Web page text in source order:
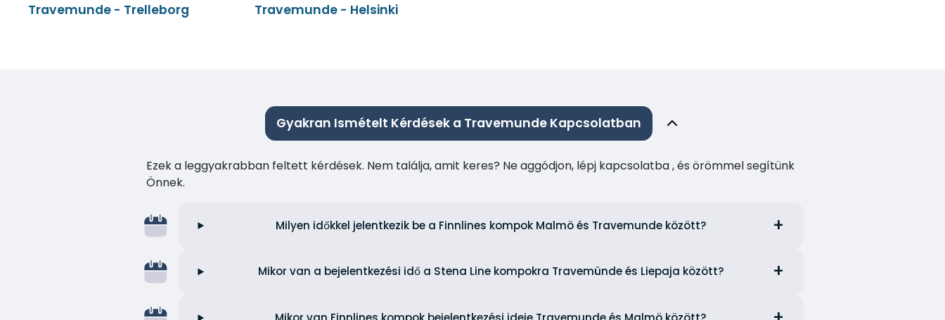
Travemunde - Trelleborg Travemunde - Helsinki
Gyakran Ismételt Kérdések a Travemunde Kapcsolatban
Ezek a leggyakrabban feltett kérdések. Nem találja, amit keres? Ne aggódjon, lépj kapcsolatba , és örömmel segítünk
Önnek.
Milyen időkkel jelentkezik be a Finnlines kompok Malmö és Travemunde között?
Mikor van a bejelentkezési idő a Stena Line kompokra Travemünde és Liepaja között?